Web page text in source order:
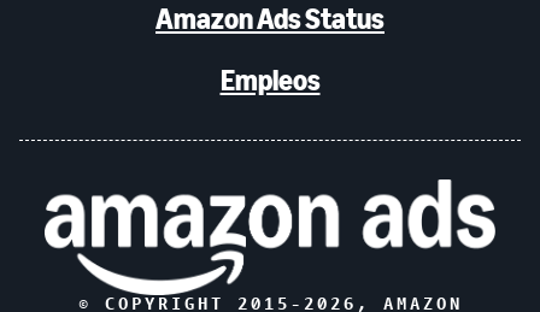
Amazon Ads Status
Empleos
© COPYRIGHT 2015- 2026 , AMAZON